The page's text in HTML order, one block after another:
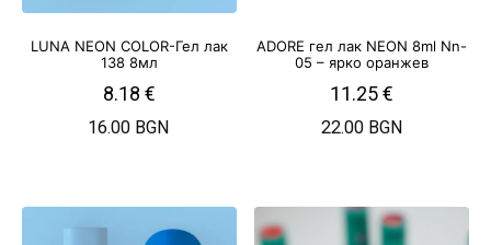
LUNA NEON COLOR-Гел лак
138 8мл
8.18 €
16.00 BGN
ADORE гел лак NEON 8ml Nn-
05 – ярко оранжев
11.25€
22.00 BGN